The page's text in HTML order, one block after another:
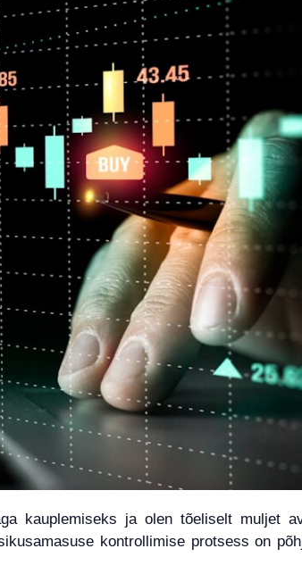
kauplemiseks ja olen tõeliselt muljet
kontrollimise protsess on